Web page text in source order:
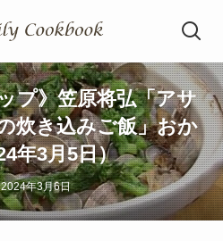
プ》笠原将弘「アサ
炊き込みご飯」おか
年3月5日）
2024年3月6日